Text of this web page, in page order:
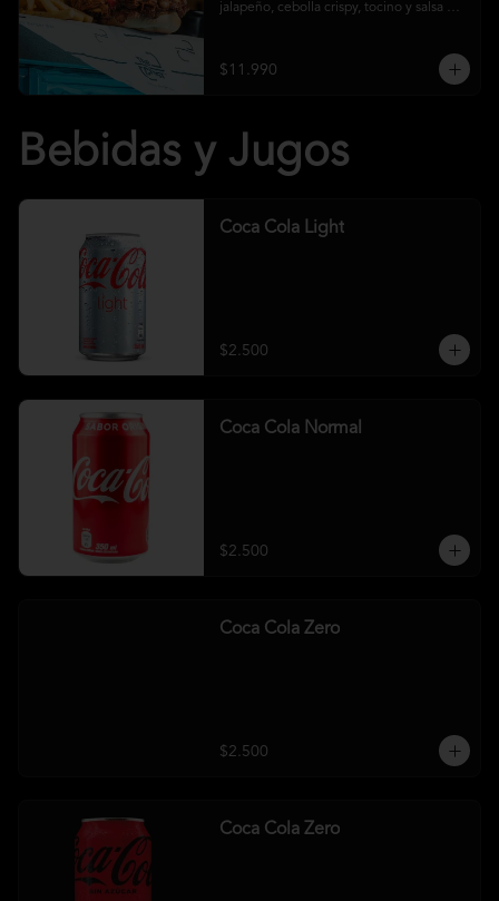
jalapeño, cebolla crispy, tocino y salsa
$11.990
Bebidas y Jugos
Coca Cola Light
$2.500
Coca Cola Normal
$2.500
Coca Cola Zero
$2.500
Coca Cola Zero